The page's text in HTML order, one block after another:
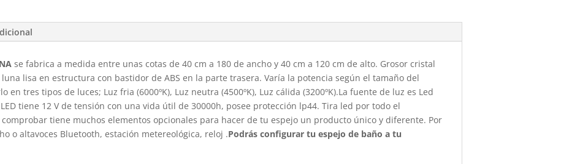
se fabrica a medida entre unas cotas de 40 cm a 180 de ancho y 40 cm a 120 cm de alto. Grosor cristal
lisa en estructura con bastidor de ABS en la parte trasera. Varía la potencia según el tamaño del
en tres tipos de luces; Luz fria (6000ºK), Luz neutra (4500ºK), Luz cálida (3200ºK).La fuente de luz es Led
tiene 12 V de tensión con una vida útil de 30000h, posee protección lp44. Tira led por todo el
tiene muchos elementos opcionales para hacer de tu espejo un producto único y diferente. Por
o altavoces Bluetooth, estación metereológica, reloj .Podrás configurar tu espejo de baño a tu